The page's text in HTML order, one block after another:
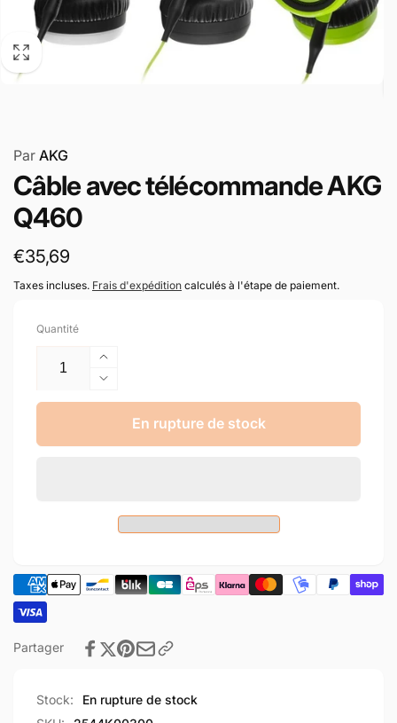
Par AKG
Câble avec télécommande AKG
Q460
Prix
habituel
€35,69
Taxes incluses. Frais d'expédition calculés à l'étape de paiement.
Quantité
Augmenter
la
quantité
Q460
Réduire
la
quantité
de
AKG
Q460
En rupture de stock
Partager
Stock:
En rupture de stock